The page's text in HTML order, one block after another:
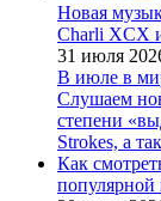
Новая
Charli XCX
31 июля
В июле в
Слушаем
степени
Strokes, а
Как
популярной